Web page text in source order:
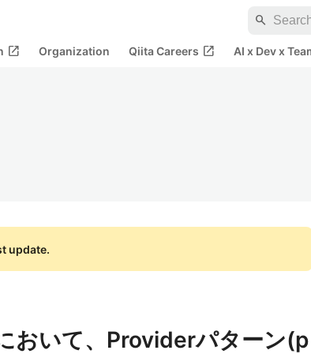
search
open_in_new Organization Qiita Careers open_in_new AI x Dev x
update.
おいて、Providerパターン(p